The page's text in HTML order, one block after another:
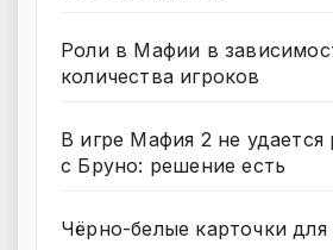
Роли в Мафии в
количества игроков
В игре Мафия 2 не удается
с Бруно: решение есть
Чёрно-белые карточки